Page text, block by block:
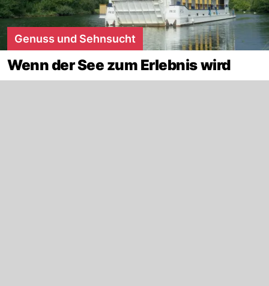
Genuss und Sehnsucht
Wenn der See zum Erlebnis wird